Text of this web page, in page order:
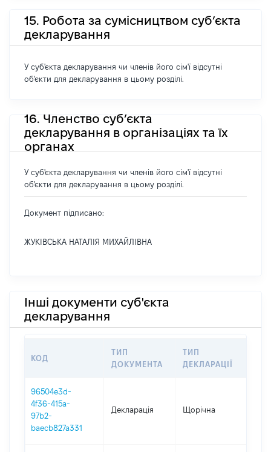
15. Робота за сумісництвом суб’єкта
декларування
У суб'єкта декларування чи членів його сім'ї відсутні
об'єкти для декларування в цьому розділі.
16. Членство суб’єкта
декларування в організаціях та їх
органах
У суб'єкта декларування чи членів його сім'ї відсутні
об'єкти для декларування в цьому розділі.
Документ підписано:
ЖУКІВСЬКА НАТАЛІЯ МИХАЙЛІВНА
Інші документи суб'єкта
декларування
КОД
ТИП
ДОКУМЕНТА
ТИП
ДЕКЛАРАЦІЇ
96504e3d-
4f36-415a-
97b2-
baecb827a331
Декларація Щорічна